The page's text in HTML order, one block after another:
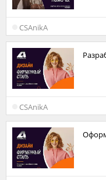
CSAnikA
CSAnikA